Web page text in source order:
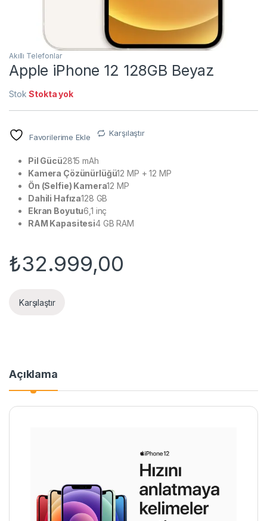
Akıllı Telefonlar
Apple iPhone 12 128GB Beyaz
StokStokta yok
Favorilerime Ekle Karşılaştır
Pil Gücü2815 mAh
Kamera Çözünürlüğü12 MP + 12 MP
Ön (Selfie) Kamera12 MP
Dahili Hafıza128 GB
Ekran Boyutu6,1 inç
RAM Kapasitesi4 GB RAM
₺32.999,00
Karşılaştır
Açıklama